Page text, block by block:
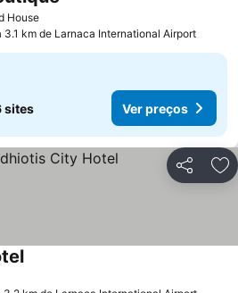
HouseVer preços
3.1 km de Larnaca International Airport
sites Ver preços
Partilhar
Ver preços